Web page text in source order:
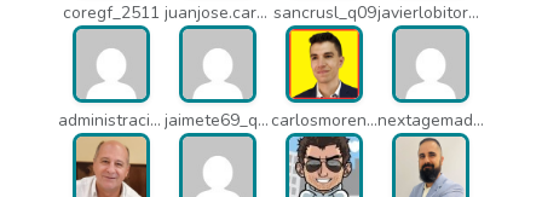
coregf_2511 juanjose.carmona_182 sancrusl_q09 javierlobitort_pz2
administracion_q24 jaimete69_q26 carlosmorenogil_16533 nextagemadrid_lpj